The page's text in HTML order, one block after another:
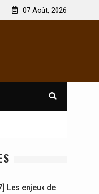
Les enjeux de
sévèrement touchés ?
07 Août, 2026
Les enjeux de